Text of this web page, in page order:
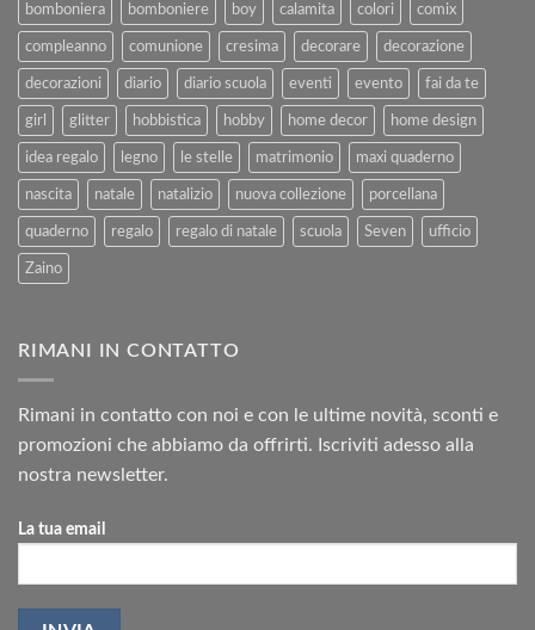
bomboniera bomboniere boy calamita colori comix
compleanno comunione cresima decorare decorazione
decorazioni diario diario scuola eventi evento fai da te
girl glitter hobbistica hobby home decor home design
idea regalo legno le stelle matrimonio maxi quaderno
nascita natale natalizio nuova collezione porcellana
quaderno regalo regalo di natale scuola Seven ufficio
Zaino
RIMANI IN CONTATTO
Rimani in contatto con noi e con le ultime novità, sconti e
promozioni che abbiamo da offrirti. Iscriviti adesso alla
nostra newsletter.
La tua email